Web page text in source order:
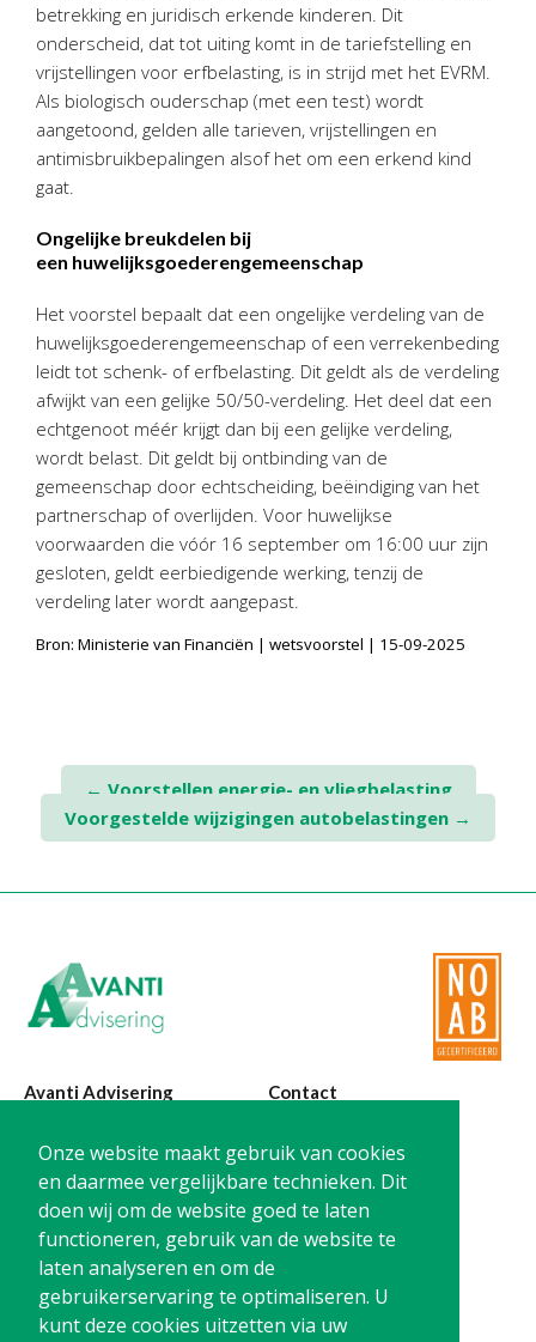
Onze website maakt gebruik van cookies
en daarmee vergelijkbare technieken. Dit
doen wij om de website goed te laten
functioneren, gebruik van de website te
laten analyseren en om de
gebruikerservaring te optimaliseren. U
kunt deze cookies uitzetten via uw
betrekking en juridisch erkende kinderen. Dit
onderscheid, dat tot uiting komt in de tariefstelling en
vrijstellingen voor erfbelasting, is in strijd met het EVRM.
Als biologisch ouderschap (met een test) wordt
aangetoond, gelden alle tarieven, vrijstellingen en
antimisbruikbepalingen alsof het om een erkend kind
gaat.
Ongelijke breukdelen bij
een huwelijksgoederengemeenschap
Het voorstel bepaalt dat een ongelijke verdeling van de
huwelijksgoederengemeenschap of een verrekenbeding
leidt tot schenk- of erfbelasting. Dit geldt als de verdeling
afwijkt van een gelijke 50/50-verdeling. Het deel dat een
echtgenoot méér krijgt dan bij een gelijke verdeling,
wordt belast. Dit geldt bij ontbinding van de
gemeenschap door echtscheiding, beëindiging van het
partnerschap of overlijden. Voor huwelijkse
voorwaarden die vóór 16 september om 16:00 uur zijn
gesloten, geldt eerbiedigende werking, tenzij de
verdeling later wordt aangepast.
Bron: Ministerie van Financiën | wetsvoorstel | 15-09-2025
Post
navigation
← Voorstellen energie- en vliegbelasting
Voorgestelde wijzigingen autobelastingen →
Avanti Advisering
Poelstraat 4
1441 RR Purmerend
Contact
T: 0299-420870
@:
info@avanti-
advisering.nl
BTW: NL861212733B01